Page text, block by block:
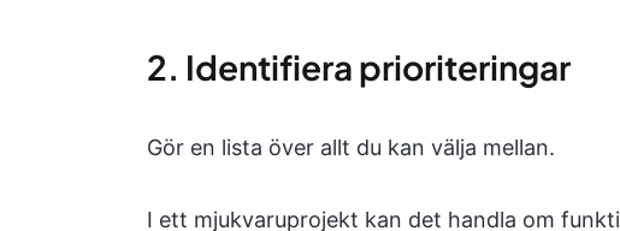
2. Identifiera prioriteringar
Gör en lista över allt du kan välja mellan.
I ett mjukvaruprojekt kan det handla om